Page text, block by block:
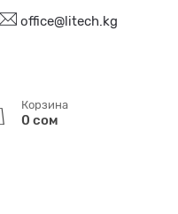
office@litech.kg
Корзина
0 сом